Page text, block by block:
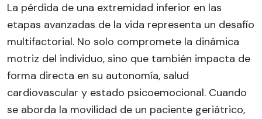
La pérdida de una extremidad inferior en las
etapas avanzadas de la vida representa un desafío
multifactorial. No solo compromete la dinámica
motriz del individuo, sino que también impacta de
forma directa en su autonomía, salud
cardiovascular y estado psicoemocional. Cuando
se aborda la movilidad de un paciente geriátrico,